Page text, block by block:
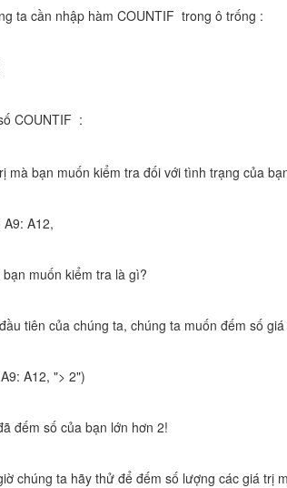
ta cần nhập hàm COUNTIF trong ô trống :
COUNTIF :
mà bạn muốn kiểm tra đối với tình trạng của
A9: A12,
muốn kiểm tra là gì?
tiên của chúng ta, chúng ta muốn đếm số
A12, "> 2")
đếm số của bạn lớn hơn 2!
chúng ta hãy thử để đếm số lượng các giá trị